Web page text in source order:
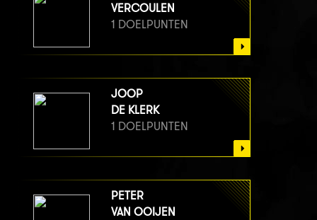
VERCOULEN
1 DOELPUNTEN
JOOP
DE KLERK
1 DOELPUNTEN
PETER
VAN OOIJEN